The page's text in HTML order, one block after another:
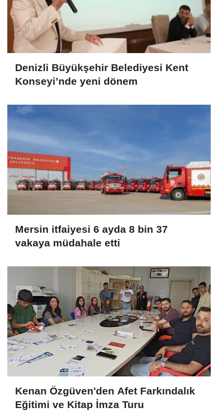
Denizli Büyükşehir Belediyesi Kent
Konseyi’nde yeni dönem
Mersin itfaiyesi 6 ayda 8 bin 37
vakaya müdahale etti
Kenan Özgüven'den Afet Farkındalık
Eğitimi ve Kitap İmza Turu